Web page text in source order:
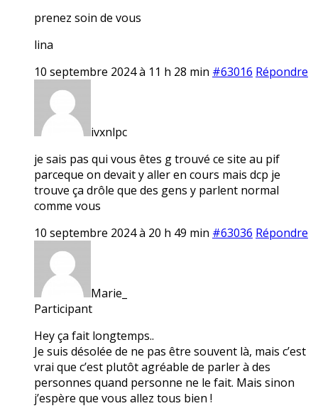
prenez soin de vous
lina
10 septembre 2024 à 11 h 28 min #63016 Répondre
ivxnlpc
je sais pas qui vous êtes g trouvé ce site au pif
parceque on devait y aller en cours mais dcp je
trouve ça drôle que des gens y parlent normal
comme vous
10 septembre 2024 à 20 h 49 min #63036 Répondre
Marie_
Participant
Hey ça fait longtemps..
Je suis désolée de ne pas être souvent là, mais c’est
vrai que c’est plutôt agréable de parler à des
personnes quand personne ne le fait. Mais sinon
j’espère que vous allez tous bien !